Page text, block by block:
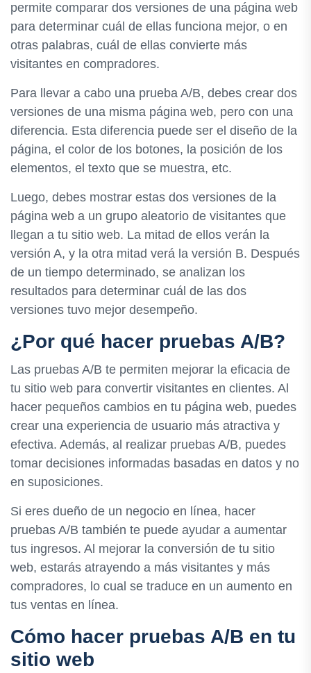
permite comparar dos versiones de una página web
para determinar cuál de ellas funciona mejor, o en
otras palabras, cuál de ellas convierte más
visitantes en compradores.
Para llevar a cabo una prueba A/B, debes crear dos
versiones de una misma página web, pero con una
diferencia. Esta diferencia puede ser el diseño de la
página, el color de los botones, la posición de los
elementos, el texto que se muestra, etc.
Luego, debes mostrar estas dos versiones de la
página web a un grupo aleatorio de visitantes que
llegan a tu sitio web. La mitad de ellos verán la
versión A, y la otra mitad verá la versión B. Después
de un tiempo determinado, se analizan los
resultados para determinar cuál de las dos
versiones tuvo mejor desempeño.
¿Por qué hacer pruebas A/B?
Las pruebas A/B te permiten mejorar la eficacia de
tu sitio web para convertir visitantes en clientes. Al
hacer pequeños cambios en tu página web, puedes
crear una experiencia de usuario más atractiva y
efectiva. Además, al realizar pruebas A/B, puedes
tomar decisiones informadas basadas en datos y no
en suposiciones.
Si eres dueño de un negocio en línea, hacer
pruebas A/B también te puede ayudar a aumentar
tus ingresos. Al mejorar la conversión de tu sitio
web, estarás atrayendo a más visitantes y más
compradores, lo cual se traduce en un aumento en
tus ventas en línea.
Cómo hacer pruebas A/B en tu
sitio web